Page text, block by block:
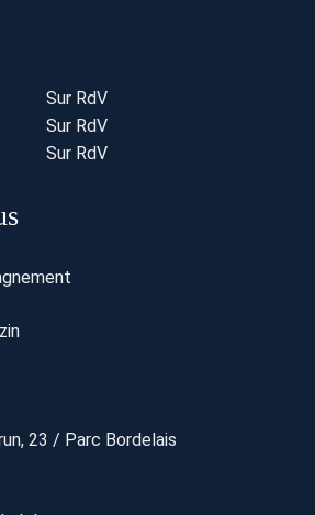
Sur RdV
Sur RdV
Sur RdV
23 / Parc Bordelais